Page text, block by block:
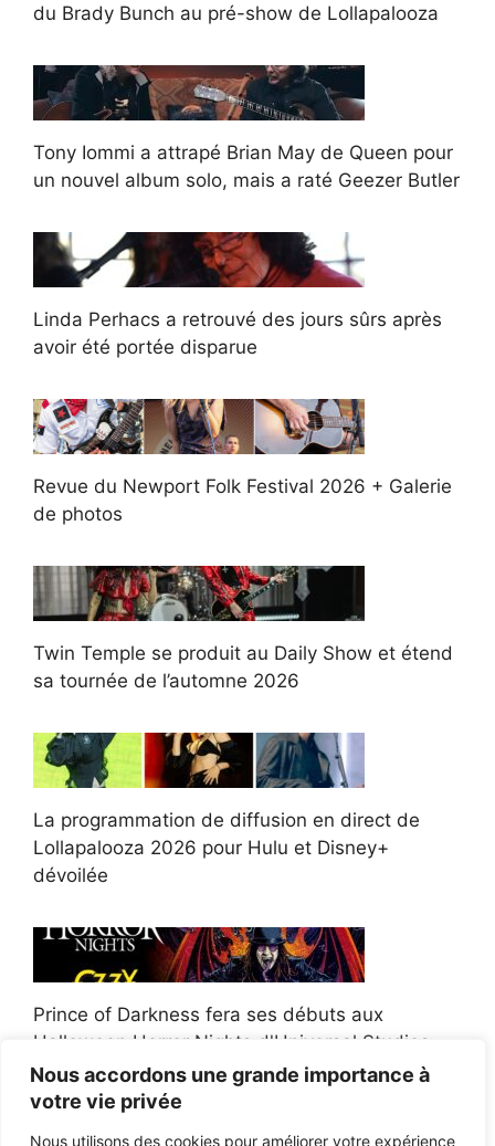
Nous accordons une grande importance à
votre vie privée
Nous utilisons des cookies pour améliorer votre expérience
du Brady Bunch au pré-show de Lollapalooza
Tony Iommi a attrapé Brian May de Queen pour
un nouvel album solo, mais a raté Geezer Butler
Linda Perhacs a retrouvé des jours sûrs après
avoir été portée disparue
Revue du Newport Folk Festival 2026 + Galerie
de photos
Twin Temple se produit au Daily Show et étend
sa tournée de l’automne 2026
La programmation de diffusion en direct de
Lollapalooza 2026 pour Hulu et Disney+
dévoilée
Prince of Darkness fera ses débuts aux
Halloween Horror Nights d'Universal Studios